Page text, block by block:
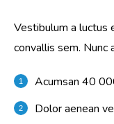
Vestibulum a luctus
convallis sem. Nunc
Acumsan 40
Dolor aenean